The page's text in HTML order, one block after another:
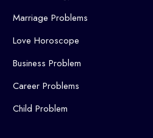
Marriage Problems
Love Horoscope
Business Problem
Career Problems
Child Problem